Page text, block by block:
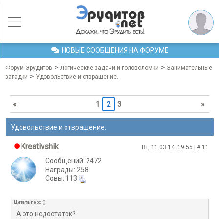
НОВЫЕ СООБЩЕНИЯ НА ФОРУМЕ
Форум Эрудитов > Логические задачи и головоломки > Занимательные
загадки > Удовольствие и отвращение.
« 1 2 3 »
Удовольствие и отвращение.
Kreativshik Вт, 11.03.14, 19:55 | # 11
Сообщений: 2472
Награды: 258
Cовы: 113
Цитата nebo ()
А это недостаток?